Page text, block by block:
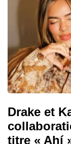
Drake et
titre « Ahí